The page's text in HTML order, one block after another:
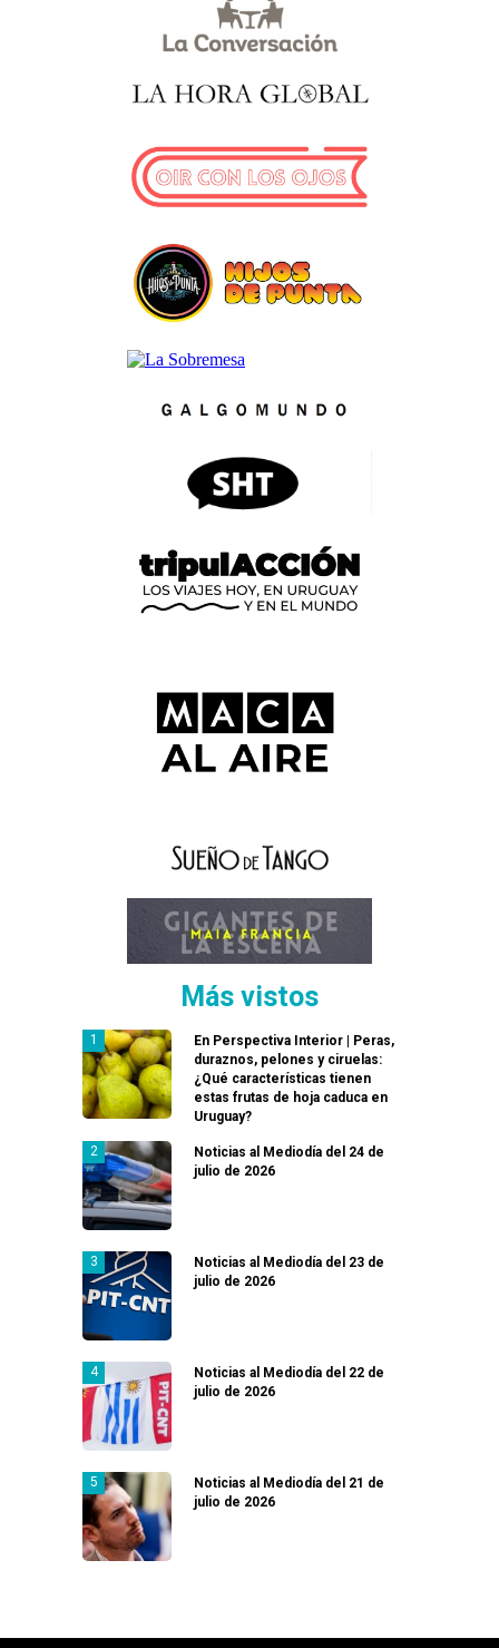
Más vistos
En Perspectiva Interior | Peras,
duraznos, pelones y ciruelas:
¿Qué características tienen
estas frutas de hoja caduca en
Uruguay?
Noticias al Mediodía del 24 de
julio de 2026
Noticias al Mediodía del 23 de
julio de 2026
Noticias al Mediodía del 22 de
julio de 2026
Noticias al Mediodía del 21 de
julio de 2026